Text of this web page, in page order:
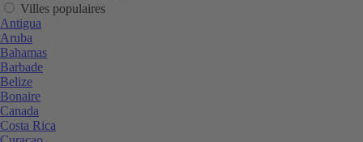
Villes populaires
Antigua
Aruba
Bahamas
Barbade
Belize
Bonaire
Canada
Costa Rica